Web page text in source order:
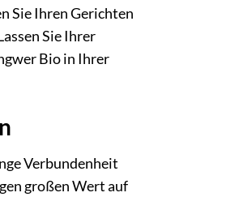
Sie Ihren Gerichten
Sie Ihrer
Bio in Ihrer
Verbundenheit
großen Wert auf